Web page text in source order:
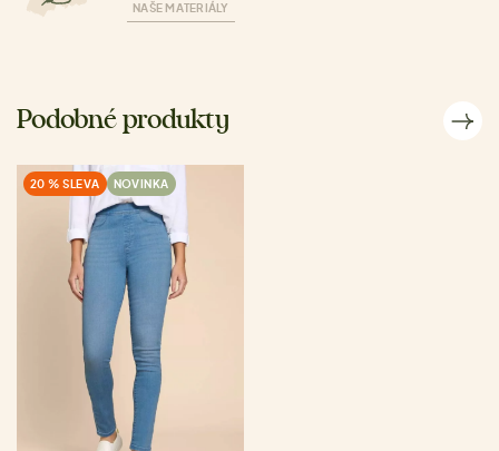
NAŠE MATERIÁLY
Podobné produkty
20 % SLEVA NOVINKA